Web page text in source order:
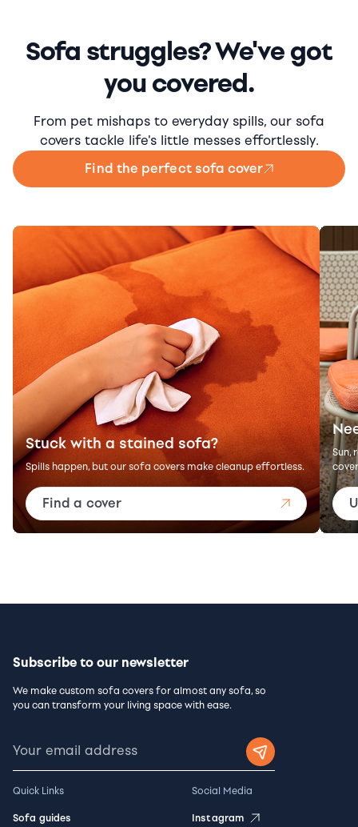
Sofa struggles? We've got
you covered.
From pet mishaps to everyday spills, our sofa
covers tackle life's little messes effortlessly.
Find the perfect sofa cover
Stuck with a stained sofa?
Spills happen, but our sofa covers make cleanup effortless.
Find a cover
Sun,
Subscribe to our newsletter
We make custom sofa covers for almost any sofa, so
you can transform your living space with ease.
Quick Links
Sofa guides
Social Media
Instagram